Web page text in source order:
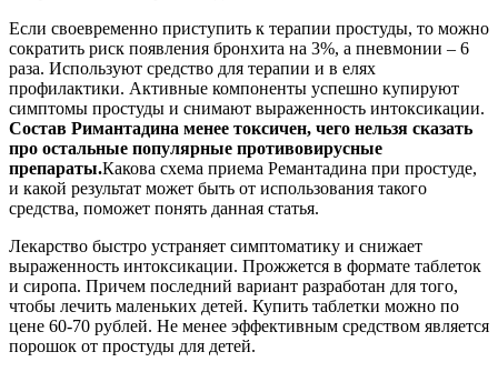
Если своевременно приступить к терапии простуды, то можно
сократить риск появления бронхита на 3%, а пневмонии – 6
раза. Используют средство для терапии и в елях
профилактики. Активные компоненты успешно купируют
симптомы простуды и снимают выраженность интоксикации.
Состав Римантадина менее токсичен, чего нельзя сказать
про остальные популярные противовирусные
препараты.Какова схема приема Ремантадина при простуде,
и какой результат может быть от использования такого
средства, поможет понять данная статья.
Лекарство быстро устраняет симптоматику и снижает
выраженность интоксикации. Прожжется в формате таблеток
и сиропа. Причем последний вариант разработан для того,
чтобы лечить маленьких детей. Купить таблетки можно по
цене 60-70 рублей. Не менее эффективным средством является
порошок от простуды для детей.